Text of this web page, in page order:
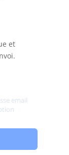
et
email